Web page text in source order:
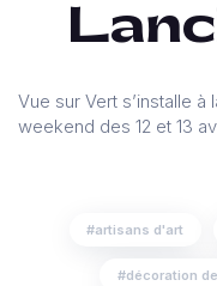
Vue sur Vert s’installe
weekend des 12 et 13
artisans d'art
décoration